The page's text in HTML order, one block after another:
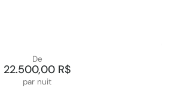
De
22.500,00 R$
par nuit